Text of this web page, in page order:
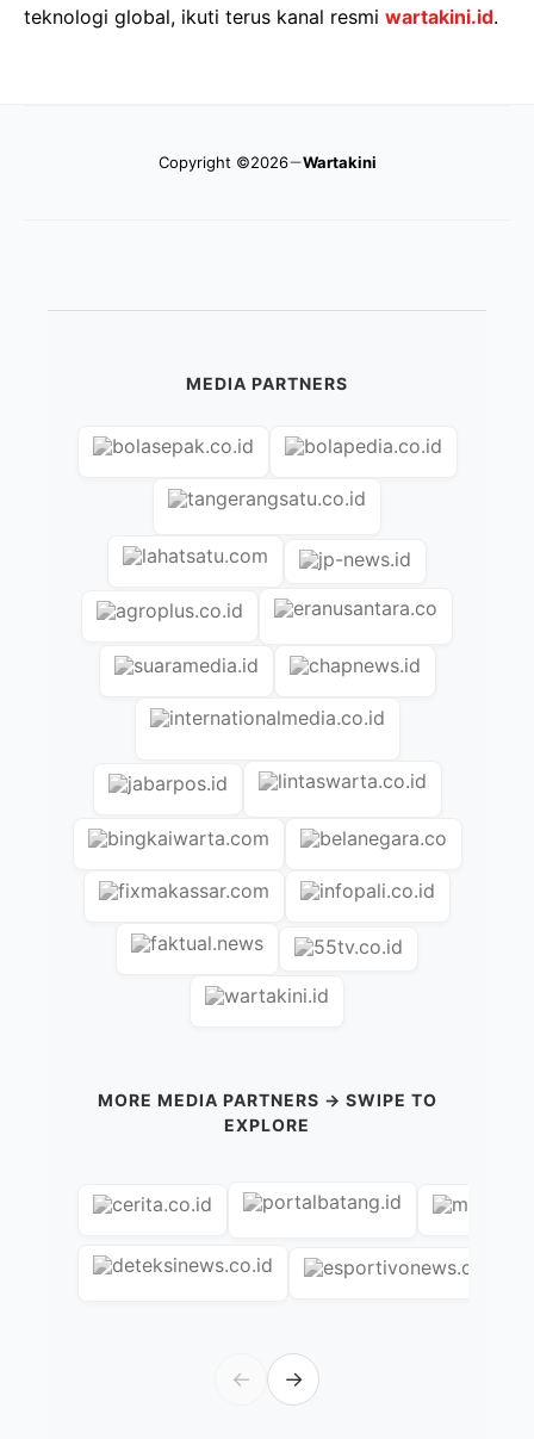
teknologi global, ikuti terus kanal resmi wartakini.id.
Copyright ©2026 Wartakini
MEDIA PARTNERS
MORE MEDIA PARTNERS → SWIPE TO
EXPLORE
← →